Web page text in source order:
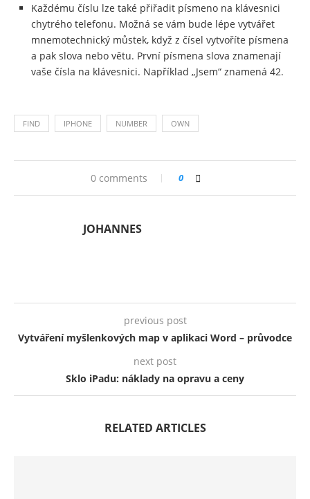
Každému číslu lze také přiřadit písmeno na klávesnici
chytrého telefonu. Možná se vám bude lépe vytvářet
mnemotechnický můstek, když z čísel vytvoříte písmena
a pak slova nebo větu. První písmena slova znamenají
vaše čísla na klávesnici. Například „Jsem“ znamená 42.
FIND IPHONE NUMBER OWN
0 comments 0
JOHANNES
previous post
Vytváření myšlenkových map v aplikaci Word – průvodce
next post
Sklo iPadu: náklady na opravu a ceny
RELATED ARTICLES